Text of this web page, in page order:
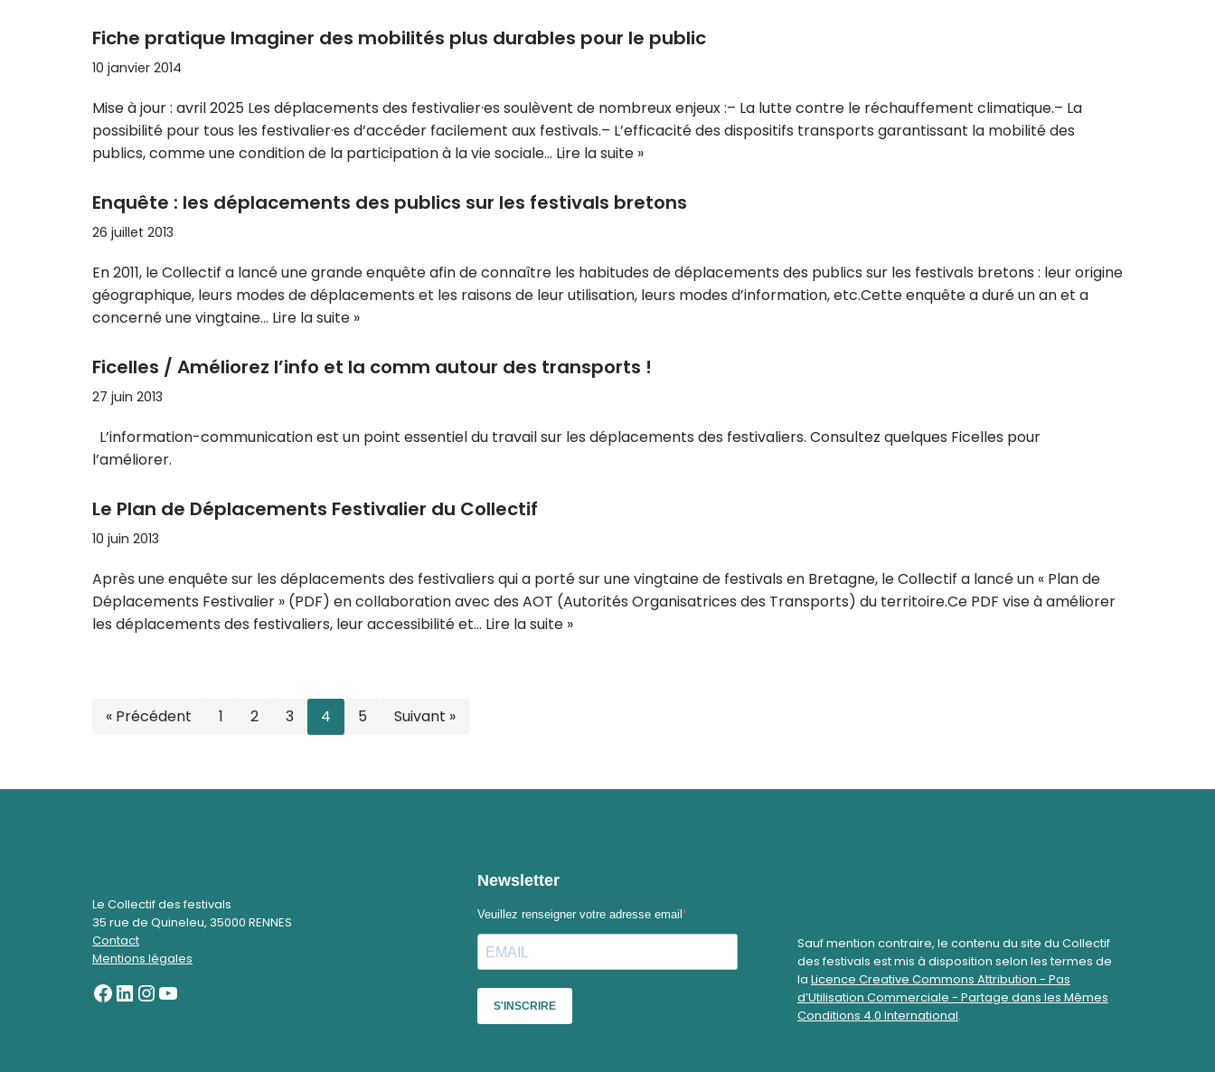
Fiche pratique Imaginer des mobilités plus durables pour le public
10 janvier 2014
Mise à jour : avril 2025 Les déplacements des festivalier·es soulèvent de nombreux enjeux :– La lutte contre le réchauffement climatique.– La
possibilité pour tous les festivalier·es d’accéder facilement aux festivals.– L’efficacité des dispositifs transports garantissant la mobilité des
publics, comme une condition de la participation à la vie sociale… Lire la suite »
Enquête : les déplacements des publics sur les festivals bretons
26 juillet 2013
En 2011, le Collectif a lancé une grande enquête afin de connaître les habitudes de déplacements des publics sur les festivals bretons : leur origine
géographique, leurs modes de déplacements et les raisons de leur utilisation, leurs modes d’information, etc.Cette enquête a duré un an et a
concerné une vingtaine… Lire la suite »
Ficelles / Améliorez l’info et la comm autour des transports !
27 juin 2013
L’information-communication est un point essentiel du travail sur les déplacements des festivaliers. Consultez quelques Ficelles pour
l’améliorer.
Le Plan de Déplacements Festivalier du Collectif
10 juin 2013
Après une enquête sur les déplacements des festivaliers qui a porté sur une vingtaine de festivals en Bretagne, le Collectif a lancé un « Plan de
Déplacements Festivalier » (PDF) en collaboration avec des AOT (Autorités Organisatrices des Transports) du territoire.Ce PDF vise à améliorer
les déplacements des festivaliers, leur accessibilité et… Lire la suite »
« Précédent 1 2 3 4 5 Suivant »
Le Collectif des festivals
35 rue de Quineleu, 35000 RENNES
Contact
Mentions légales
Sauf mention contraire, le contenu du site du Collectif
des festivals est mis à disposition selon les termes de
la Licence Creative Commons Attribution - Pas
d’Utilisation Commerciale - Partage dans les Mêmes
Conditions 4.0 International.